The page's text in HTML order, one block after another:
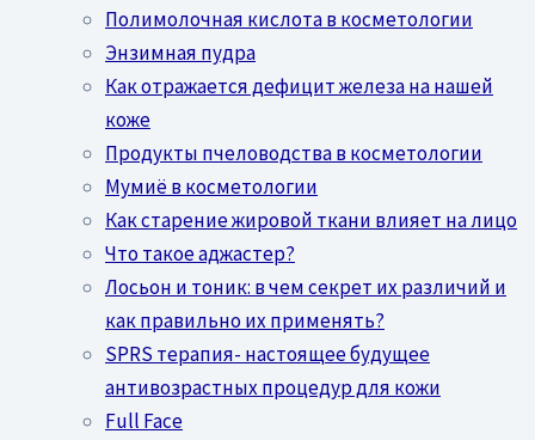
Полимолочная кислота в косметологии
Энзимная пудра
Как отражается дефицит железа на нашей
коже
Продукты пчеловодства в косметологии
Мумиё в косметологии
Как старение жировой ткани влияет на лицо
Что такое аджастер?
Лосьон и тоник: в чем секрет их различий и
как правильно их применять?
SPRS терапия- настоящее будущее
антивозрастных процедур для кожи
Full Face